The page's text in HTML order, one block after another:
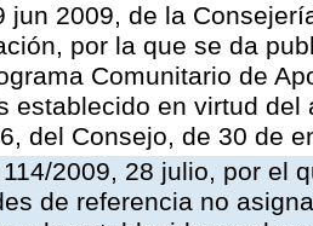
jun 2009, de la
por la que se da
Comunitario de
establecido en virtud
del Consejo, de 30 de
2009, 28 julio, por el
de referencia no